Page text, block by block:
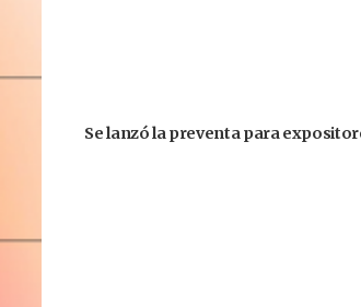
Se lanzó la preventa para